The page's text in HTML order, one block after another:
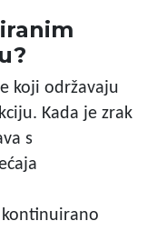
koji održavaju
Kada je zrak
s